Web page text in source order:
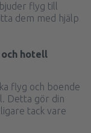
flyg till
dem med hjälp
hotell
flyg och boende
Detta gör din
tack vare